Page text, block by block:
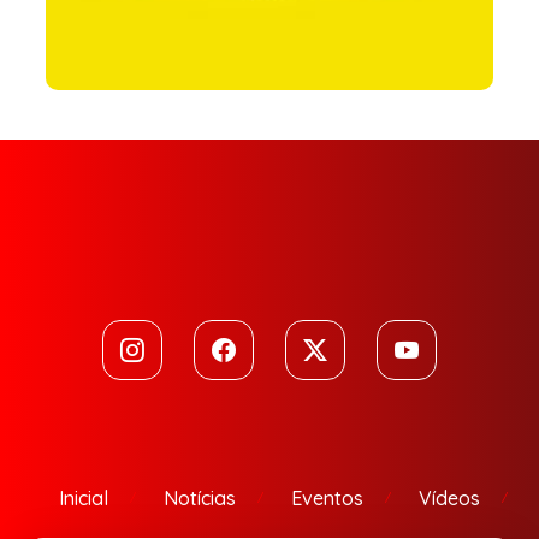
Inicial Notícias Eventos Vídeos